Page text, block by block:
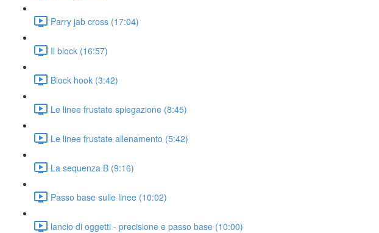
Parry jab cross (17:04)
Il block (16:57)
Block hook (3:42)
Le linee frustate spiegazione (8:45)
Le linee frustate allenamento (5:42)
La sequenza B (9:16)
Passo base sulle linee (10:02)
lancio di oggetti - precisione e passo base (10:00)